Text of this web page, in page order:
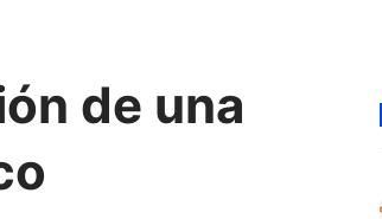
de una